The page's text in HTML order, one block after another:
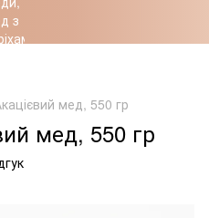
мед, 550 гр
мед, 550 гр